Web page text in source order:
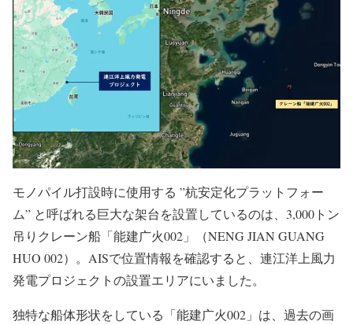
モノパイル打設時に使用する ”杭安定化プラットフォー
ム” と呼ばれる巨大な架台を設置しているのは、3,000トン
吊りクレーン船「能建广火002」（NENG JIAN GUANG
HUO 002）。AISで位置情報を確認すると、連江洋上風力
発電プロジェクトの設置エリアにいました。
独特な船体形状をしている「能建广火002」は、過去の画